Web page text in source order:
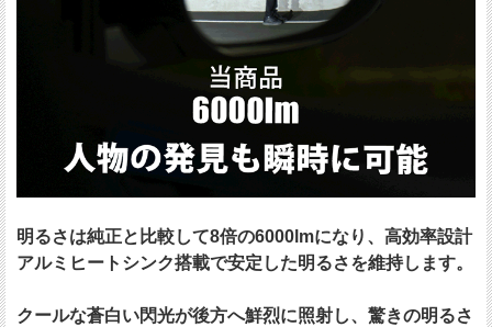
明るさは純正と比較して8倍の6000lmになり、高効率設計
アルミヒートシンク搭載で安定した明るさを維持します。
クールな蒼白い閃光が後方へ鮮烈に照射し、驚きの明るさ